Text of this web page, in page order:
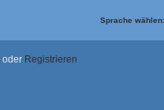
Sprache
oder Registrieren